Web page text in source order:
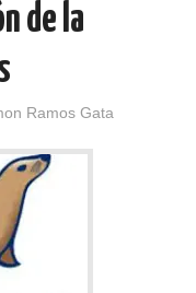
de la
Ramos Gata